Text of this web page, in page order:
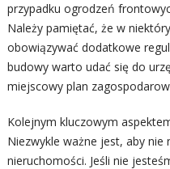
przypadku ogrodzeń
Należy pamiętać, że w
obowiązywać dodatkowe
budowy warto udać się do
miejscowy plan
Kolejnym kluczowym
Niezwykle ważne jest, aby nie
nieruchomości. Jeśli nie